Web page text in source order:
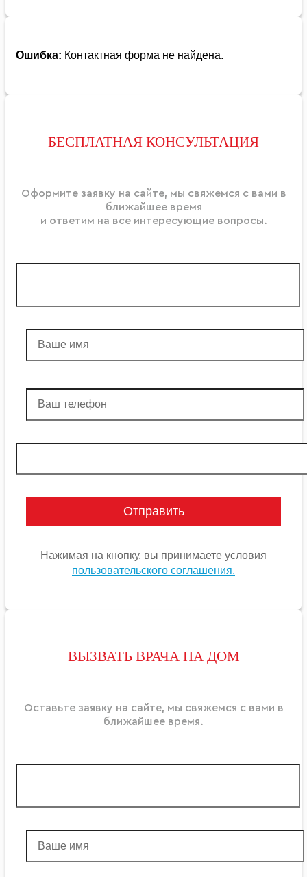
Ошибка: Контактная форма не найдена.
БЕСПЛАТНАЯ КОНСУЛЬТАЦИЯ
Оформите заявку на сайте, мы свяжемся с вами в
ближайшее время
и ответим на все интересующие вопросы.
Нажимая на кнопку, вы принимаете условия
пользовательского соглашения.
ВЫЗВАТЬ ВРАЧА НА ДОМ
Оставьте заявку на сайте, мы свяжемся с вами в
ближайшее время.